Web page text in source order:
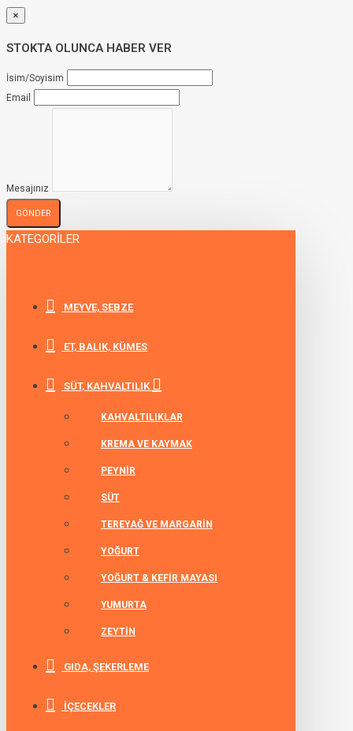
×
STOKTA OLUNCA HABER VER
İsim/Soyisim
Email
Mesajınız
GÖNDER
KATEGORILER
MEYVE, SEBZE
ET, BALIK, KÜMES
SÜT, KAHVALTILIK
KAHVALTILIKLAR
KREMA VE KAYMAK
PEYNIR
SÜT
TEREYAĞ VE MARGARIN
YOĞURT
YOĞURT & KEFIR MAYASI
YUMURTA
ZEYTIN
GIDA, ŞEKERLEME
İÇECEKLER